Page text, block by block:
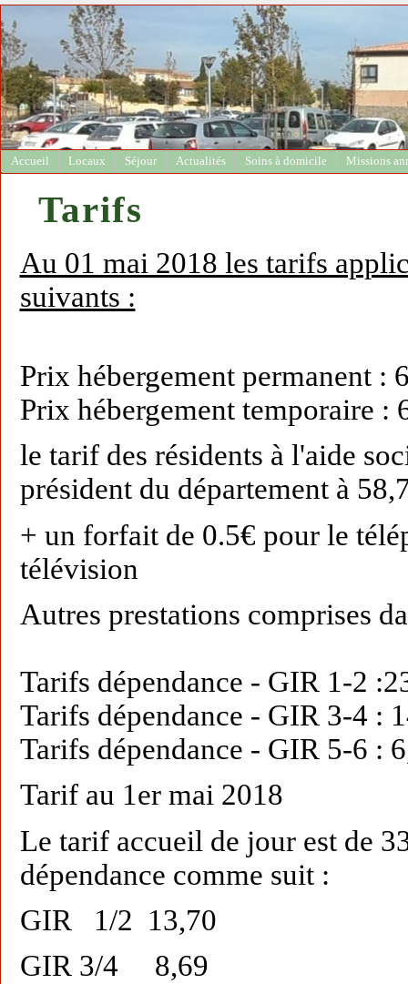
Accueil Locaux Séjour Actualités Soins à domicile Missions
Tarifs
Au 01 mai 2018 les tarifs
suivants :
Prix hébergement permanent :
Prix hébergement temporaire :
le tarif des résidents à l'aide
président du département à
+ un forfait de 0.5€ pour le
télévision
Autres prestations comprises
Tarifs dépendance - GIR 1-2
Tarifs dépendance - GIR 3-4 :
Tarifs dépendance - GIR 5-6 :
Tarif au 1er mai 2018
Le tarif accueil de jour est de
dépendance comme suit :
GIR 1/2 13,70
GIR 3/4 8,69